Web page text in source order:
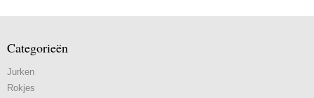
Categorieën
Jurken
Rokjes